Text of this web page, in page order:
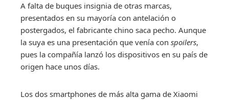
A falta de buques insignia de otras marcas,
presentados en su mayoría con antelación o
postergados, el fabricante chino saca pecho. Aunque
la suya es una presentación que venía con spoilers,
pues la compañía lanzó los dispositivos en su país de
origen hace unos días.
Los dos smartphones de más alta gama de Xiaomi